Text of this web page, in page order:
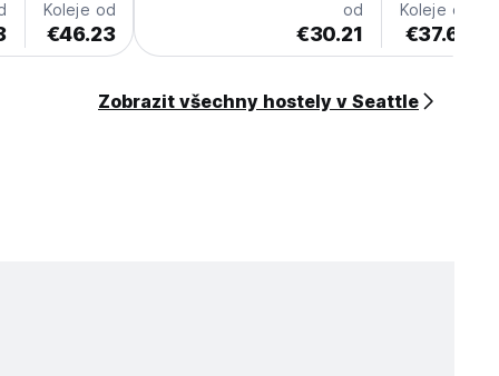
Koleje od
€46.23
od
€30.21
Koleje od
€37.65
Zobrazit všechny hostely v Seattle